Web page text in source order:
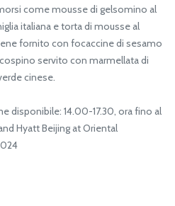
come mousse di gelsomino al
italiana e torta di mousse al
fornito con focaccine di sesamo
servito con marmellata di
cinese.
disponibile: 14.00-17.30, ora fino al
Hyatt Beijing at Oriental